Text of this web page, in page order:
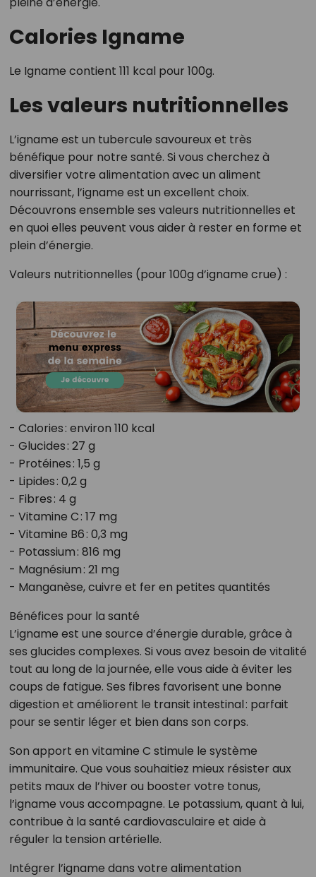
Calories Igname
Le Igname contient 111 kcal pour 100g.
Les valeurs nutritionnelles
L’igname est un tubercule savoureux et très
bénéfique pour notre santé. Si vous cherchez à
diversifier votre alimentation avec un aliment
nourrissant, l’igname est un excellent choix.
Découvrons ensemble ses valeurs nutritionnelles et
en quoi elles peuvent vous aider à rester en forme et
plein d’énergie.
Valeurs nutritionnelles (pour 100g d’igname crue) :
- Calories : environ 110 kcal
- Glucides : 27 g
- Protéines : 1,5 g
- Lipides : 0,2 g
- Fibres : 4 g
- Vitamine C : 17 mg
- Vitamine B6 : 0,3 mg
- Potassium : 816 mg
- Magnésium : 21 mg
- Manganèse, cuivre et fer en petites quantités
Bénéfices pour la santé
L’igname est une source d’énergie durable, grâce à
ses glucides complexes. Si vous avez besoin de vitalité
tout au long de la journée, elle vous aide à éviter les
coups de fatigue. Ses fibres favorisent une bonne
digestion et améliorent le transit intestinal : parfait
pour se sentir léger et bien dans son corps.
Son apport en vitamine C stimule le système
immunitaire. Que vous souhaitiez mieux résister aux
petits maux de l’hiver ou booster votre tonus,
l’igname vous accompagne. Le potassium, quant à lui,
contribue à la santé cardiovasculaire et aide à
réguler la tension artérielle.
Intégrer l’igname dans votre alimentation